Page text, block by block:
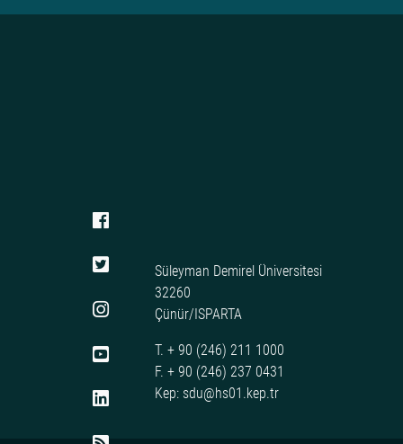
Süleyman Demirel Üniversitesi
32260
Çünür/ISPARTA
T. + 90 (246) 211 1000
F. + 90 (246) 237 0431
Kep: sdu@hs01.kep.tr